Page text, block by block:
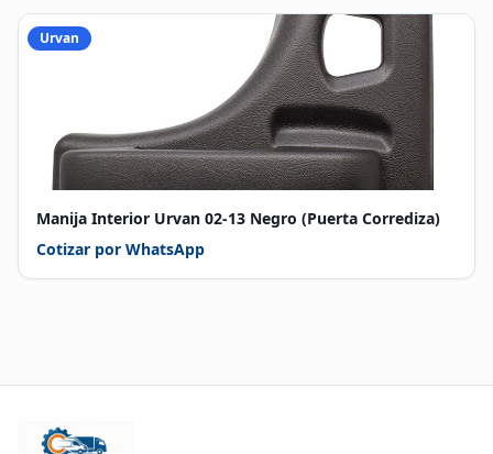
Urvan
Manija Interior Urvan 02-13 Negro (Puerta Corrediza)
Cotizar por WhatsApp